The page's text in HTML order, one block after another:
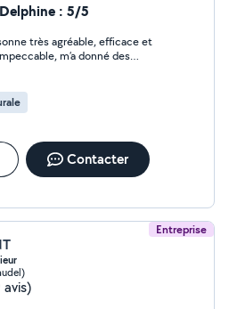
: 5/5
très agréable, efficace et
m’a donné des
Contacter
Entreprise
avis)